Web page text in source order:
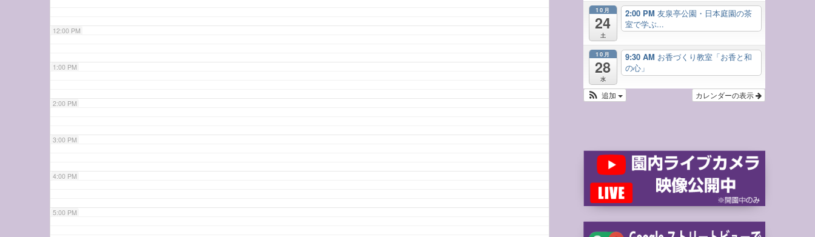
12:00 PM
1:00 PM
2:00 PM
3:00 PM
4:00 PM
5:00 PM
10月
24
土
2:00 PM 友泉亭公園・日本庭園の茶
室で学ぶ...
10月
28
水
9:30 AM お香づくり教室「お香と和
の心」
カレンダーの表示
追加